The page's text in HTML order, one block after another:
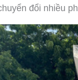
đổi nhiều